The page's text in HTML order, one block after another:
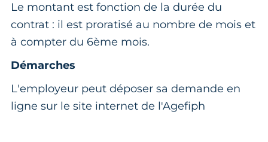
Le montant est fonction de la durée du
contrat : il est proratisé au nombre de mois et
à compter du 6ème mois.
Démarches
L'employeur peut déposer sa demande en
ligne sur le site internet de l'Agefiph